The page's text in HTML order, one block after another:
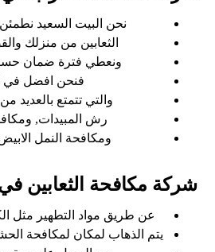
نحن البيت السعيد نطمئن
الثعابين من منزلك
ونعطي فترة ضمان
فنحن افضل في
والتي تتمتع بالعديد
رش المبيدات,
ومكافحة النمل
شركة مكافحة الثعابين
عن طريق مواد التطهير مثل
يتم الذهاب لمكان لمكافحة